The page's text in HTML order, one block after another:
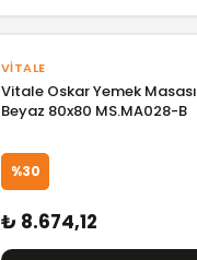
VITALE
Vitale Oskar Yemek Masası
Beyaz 80x80 MS.MA028-B
%30
₺ 8.674,12